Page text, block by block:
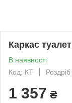
Каркас
В наявності
Код: КТ
Роздріб
1 357 ₴